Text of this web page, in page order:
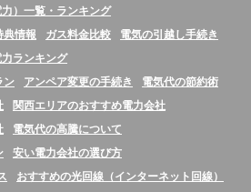
）一覧・ランキング
典情報
ガス料金比較
電気の引越し手続き
力ランキング
ン
アンペア変更の手続き
電気代の節約術
関西エリアのおすすめ電力会社
電気代の高騰について
安い電力会社の選び方
おすすめの光回線（インターネット回線）